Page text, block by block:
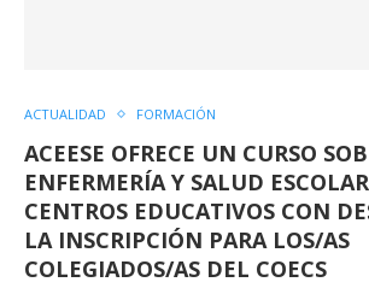
ACTUALIDAD FORMACIÓN
ACEESE OFRECE UN CURSO
ENFERMERÍA Y SALUD
CENTROS EDUCATIVOS CON
LA INSCRIPCIÓN PARA LOS/AS
COLEGIADOS/AS DEL COECS